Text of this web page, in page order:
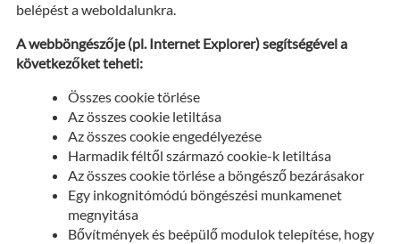
belépést a weboldalunkra.
A webböngészője (pl. Internet Explorer) segítségével a
következőket teheti:
Összes cookie törlése
Az összes cookie letiltása
Az összes cookie engedélyezése
Harmadik féltől származó cookie-k letiltása
Az összes cookie törlése a böngésző bezárásakor
Egy inkognitómódú böngészési munkamenet
megnyitása
Bővítmények és beépülő modulok telepítése, hogy